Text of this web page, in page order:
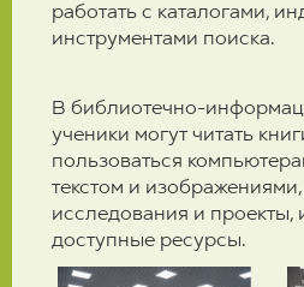
работать с каталогами,
инструментами поиска.
В библиотечно-
ученики могут читать
пользоваться
текстом и
исследования и проекты,
доступные ресурсы.